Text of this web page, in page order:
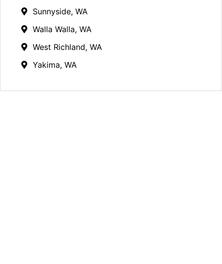
Sunnyside, WA
Walla Walla, WA
West Richland, WA
Yakima, WA